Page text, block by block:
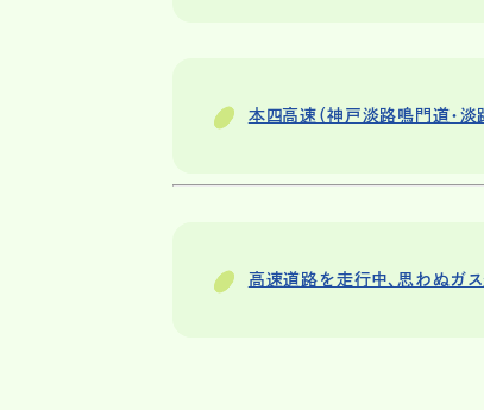
本四高速（神戸淡路鳴門道・淡
高速道路を走行中、思わぬガ